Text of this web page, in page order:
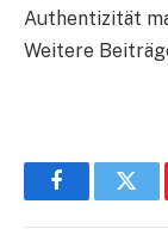
Authentizität
Weitere
Facebook